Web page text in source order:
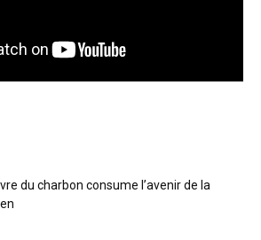
du charbon consume l’avenir de la